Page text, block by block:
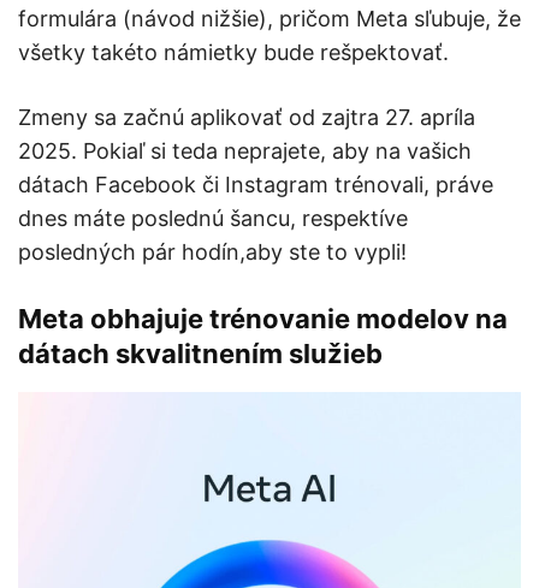
formulára (návod nižšie), pričom Meta sľubuje, že
všetky takéto námietky bude rešpektovať.​
Zmeny sa začnú aplikovať od zajtra 27. apríla
2025. Pokiaľ si teda neprajete, aby na vašich
dátach Facebook či Instagram trénovali, práve
dnes máte poslednú šancu, respektíve
posledných pár hodín,aby ste to vypli!
Meta obhajuje trénovanie modelov na
dátach skvalitnením služieb